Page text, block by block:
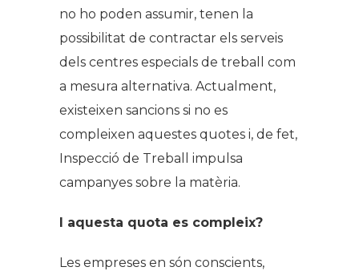
no ho poden assumir, tenen la
possibilitat de contractar els serveis
dels centres especials de treball com
a mesura alternativa. Actualment,
existeixen sancions si no es
compleixen aquestes quotes i, de fet,
Inspecció de Treball impulsa
campanyes sobre la matèria.
I aquesta quota es compleix?
Les empreses en són conscients,